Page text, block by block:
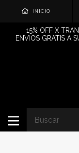
INICIO
15% OFF X
ENVIOS GRATIS A